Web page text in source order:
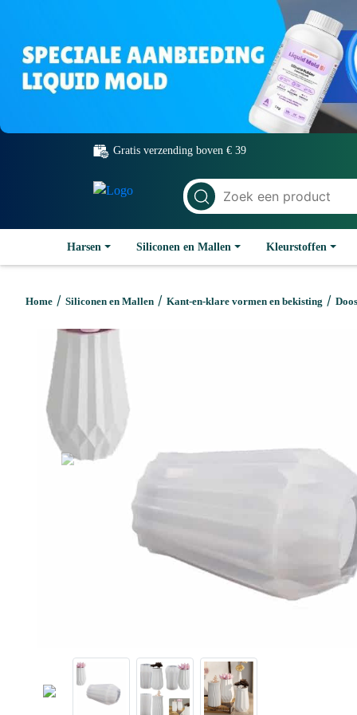
Gratis verzending boven € 39
Harsen Siliconen en Mallen Kleurstoffen
Home / Siliconen en Mallen / Kant-en-klare vormen en bekisting /
Previous